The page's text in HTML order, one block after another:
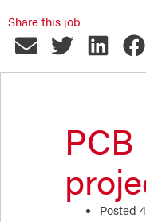
Share this job
PCB
Posted